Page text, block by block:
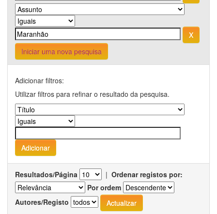
Iniciar uma nova pesquisa
Adicionar filtros:
Utilizar filtros para refinar o resultado da pesquisa.
Resultados/Página | Ordenar registos por:
Por ordem
Autores/Registo